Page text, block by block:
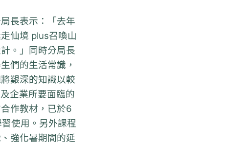
長表示：「去年
仙境 plus召喚山
。」同時分局長
們的生活常識，
艱深的知識以較
企業所要面臨的
作教材，已於6
使用。另外課程
強化暑期間的延